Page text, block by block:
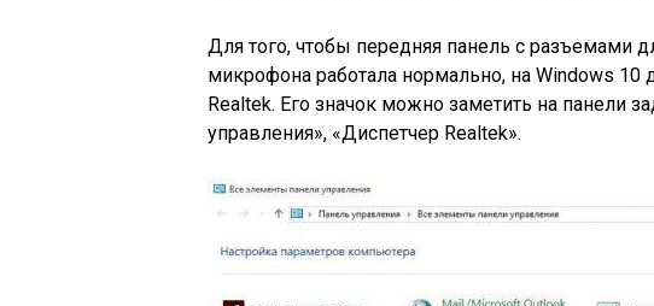
Для того, чтобы передняя панель с разъемами
микрофона работала нормально, на Windows
Realtek. Его значок можно заметить на панели
управления», «Диспетчер Realtek».